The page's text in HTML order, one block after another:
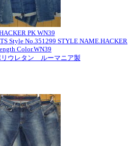
PK WN39
Style No.351299 STYLE NAME.HACKER
Color.WN39
ウレタン ルーマニア製